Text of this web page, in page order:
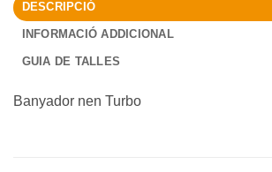
DESCRIPCIÓ
INFORMACIÓ ADDICIONAL
GUIA DE TALLES
Banyador nen Turbo